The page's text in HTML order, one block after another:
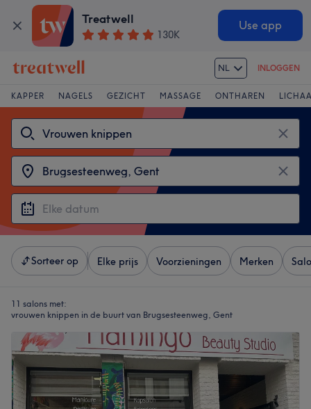
Treatwell
130K
Use app
NL INLOGGEN
KAPPER NAGELS GEZICHT MASSAGE ONTHAREN
Sorteer op Elke prijs Voorzieningen Merken
11 salons met:
vrouwen knippen in de buurt van Brugsesteenweg, Gent